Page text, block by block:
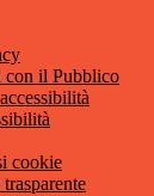
il Pubblico
cookie